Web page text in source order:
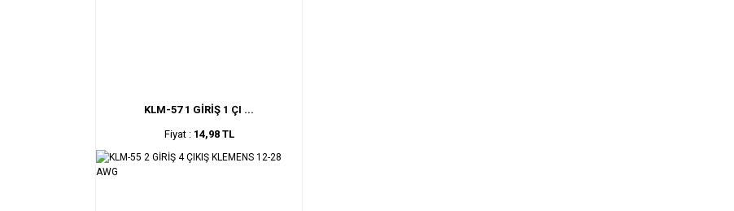
KLM-57 1 GİRİŞ 1 ÇI ...
Fiyat : 14,98 TL